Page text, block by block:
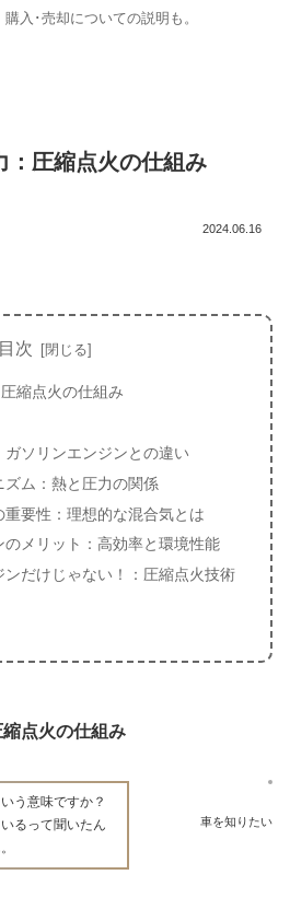
入･売却についての説明も。
：圧縮点火の仕組み
2024.06.16
目次
縮点火の仕組み
ガソリンエンジンとの違い
ズム：熱と圧力の関係
要性：理想的な混合気とは
のメリット：高効率と環境性能
だけじゃない！：圧縮点火技術
点火の仕組み
車を知りたい
う意味ですか？
るって聞いたん